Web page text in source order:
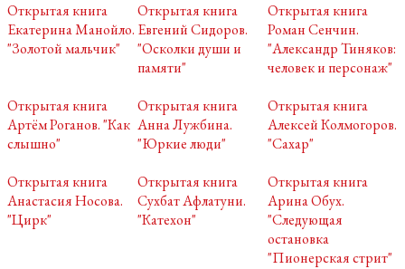
Открытая книга
Екатерина Манойло.
"Золотой мальчик"
Открытая книга
Евгений Сидоров.
"Осколки души и
памяти"
Открытая книга
Роман Сенчин.
"Александр Тиняков:
человек и персонаж"
Открытая книга
Артём Роганов. "Как
слышно"
Открытая книга
Анна Лужбина.
"Юркие люди"
Открытая книга
Алексей Колмогоров.
"Сахар"
Открытая книга
Анастасия Носова.
"Цирк"
Открытая книга
Сухбат Афлатуни.
"Катехон"
Открытая книга
Арина Обух.
"Следующая
остановка
"Пионерская стрит"